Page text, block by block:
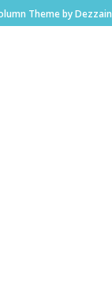
Theme by Dezzain